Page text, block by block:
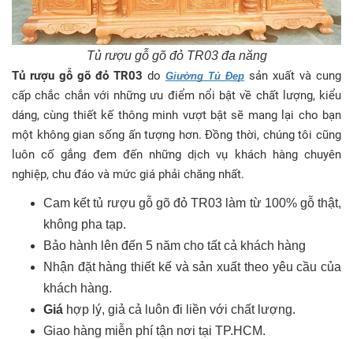
Tủ rượu gỗ gõ đỏ TR03 đa năng
Tủ rượu gỗ gõ đỏ TR03 do Giường Tủ Đẹp sản xuất và cung
cấp chắc chắn với những ưu điểm nổi bật về chất lượng, kiểu
dáng, cùng thiết kế thông minh vượt bật sẽ mang lại cho bạn
một không gian sống ấn tượng hơn. Đồng thời, chúng tôi cũng
luôn cố gắng đem đến những dịch vụ khách hàng chuyên
nghiệp, chu đáo và mức giá phải chăng nhất.
Cam kết tủ rượu gỗ gõ đỏ TR03 làm từ 100% gỗ thật,
không pha tạp.
Bảo hành lên đến 5 năm cho tất cả khách hàng
Nhận đặt hàng thiết kế và sản xuất theo yêu cầu của
khách hàng.
Giá hợp lý, giả cả luôn đi liền với chất lượng.
Giao hàng miễn phí tận nơi tại TP.HCM.